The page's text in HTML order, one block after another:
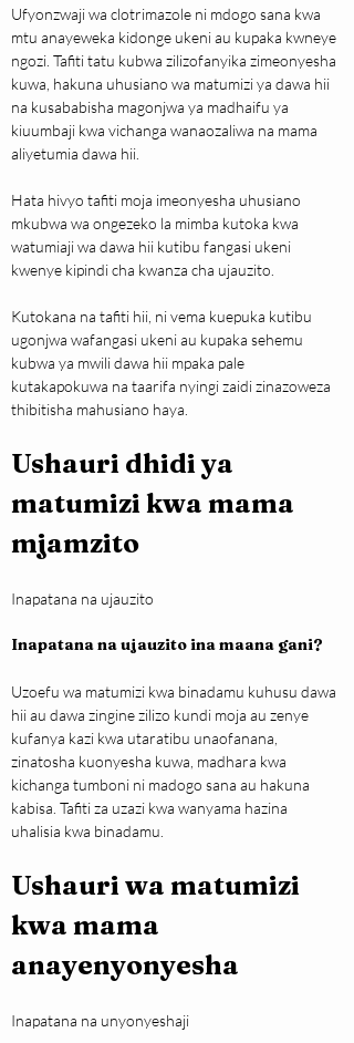
Ufyonzwaji wa clotrimazole ni mdogo sana kwa
mtu anayeweka kidonge ukeni au kupaka kwneye
ngozi. Tafiti tatu kubwa zilizofanyika zimeonyesha
kuwa, hakuna uhusiano wa matumizi ya dawa hii
na kusababisha magonjwa ya madhaifu ya
kiuumbaji kwa vichanga wanaozaliwa na mama
aliyetumia dawa hii.
Hata hivyo tafiti moja imeonyesha uhusiano
mkubwa wa ongezeko la mimba kutoka kwa
watumiaji wa dawa hii kutibu fangasi ukeni
kwenye kipindi cha kwanza cha ujauzito.
Kutokana na tafiti hii, ni vema kuepuka kutibu
ugonjwa wafangasi ukeni au kupaka sehemu
kubwa ya mwili dawa hii mpaka pale
kutakapokuwa na taarifa nyingi zaidi zinazoweza
thibitisha mahusiano haya.
Ushauri dhidi ya
matumizi kwa mama
mjamzito
Inapatana na ujauzito
Inapatana na ujauzito ina maana gani?
Uzoefu wa matumizi kwa binadamu kuhusu dawa
hii au dawa zingine zilizo kundi moja au zenye
kufanya kazi kwa utaratibu unaofanana,
zinatosha kuonyesha kuwa, madhara kwa
kichanga tumboni ni madogo sana au hakuna
kabisa. Tafiti za uzazi kwa wanyama hazina
uhalisia kwa binadamu.
Ushauri wa matumizi
kwa mama
anayenyonyesha
Inapatana na unyonyeshaji